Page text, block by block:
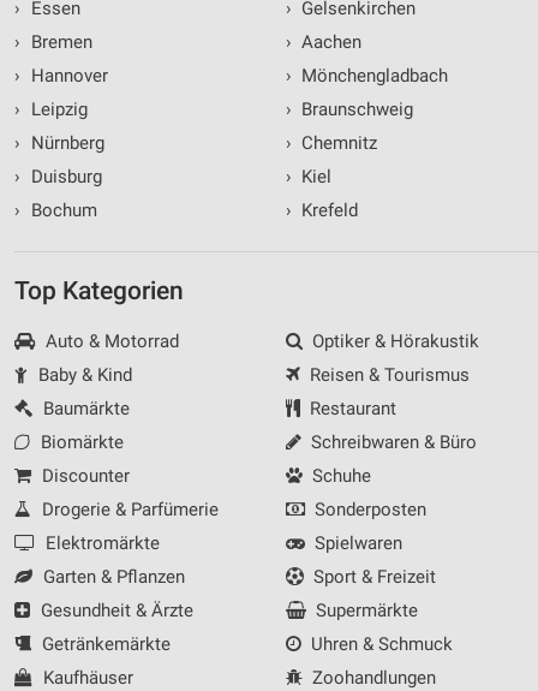
›
Essen
›
Bremen
›
Hannover
›
Leipzig
›
Nürnberg
›
Duisburg
›
Bochum
› Gelsenkirchen
› Aachen
› Mönchengladbach
› Braunschweig
› Chemnitz
› Kiel
› Krefeld
Top Kategorien
Auto & Motorrad
Baby & Kind
Baumärkte
Biomärkte
Discounter
Drogerie & Parfümerie
Elektromärkte
Garten & Pflanzen
Gesundheit & Ärzte
Getränkemärkte
Kaufhäuser
Optiker & Hörakustik
Reisen & Tourismus
Restaurant
Schreibwaren & Büro
Schuhe
Sonderposten
Spielwaren
Sport & Freizeit
Supermärkte
Uhren & Schmuck
Zoohandlungen